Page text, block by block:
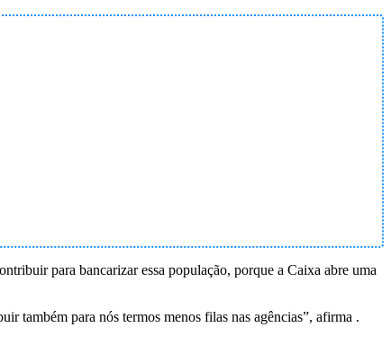
para bancarizar essa população, porque a Caixa abre uma
também para nós termos menos filas nas agências”, afirma .